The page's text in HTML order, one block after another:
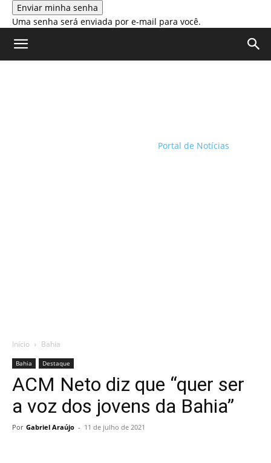
Uma senha será enviada por e-mail para você.
Portal de Notícias
Início Bahia
Bahia Destaque
ACM Neto diz que “quer ser
a voz dos jovens da Bahia”
Por Gabriel Araújo - 11 de julho de 2021